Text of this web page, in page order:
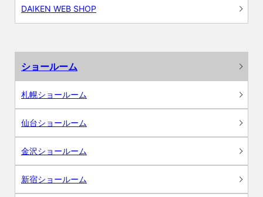
DAIKEN WEB SHOP
ショールーム
札幌ショールーム
仙台ショールーム
金沢ショールーム
新宿ショールーム